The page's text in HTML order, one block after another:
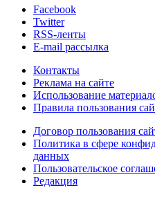
Facebook
Twitter
RSS-ленты
E-mail рассылка
Контакты
Реклама на сайте
Использование
Правила пользования
Договор пользования
Политика в сфере
данных
Пользовательское
Редакция